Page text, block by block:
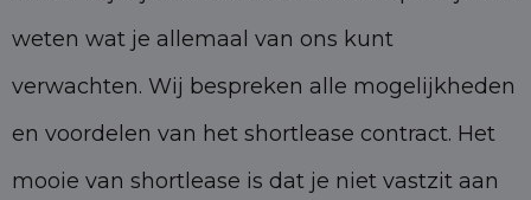
weten wat je allemaal van ons kunt
verwachten. Wij bespreken alle mogelijkheden
en voordelen van het shortlease contract. Het
mooie van shortlease is dat je niet vastzit aan